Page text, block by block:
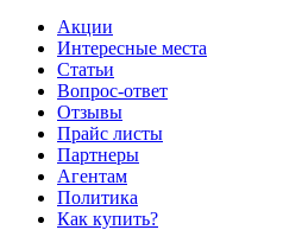
Акции
Интересные места
Статьи
Вопрос-ответ
Отзывы
Прайс листы
Партнеры
Агентам
Политика
Как купить?